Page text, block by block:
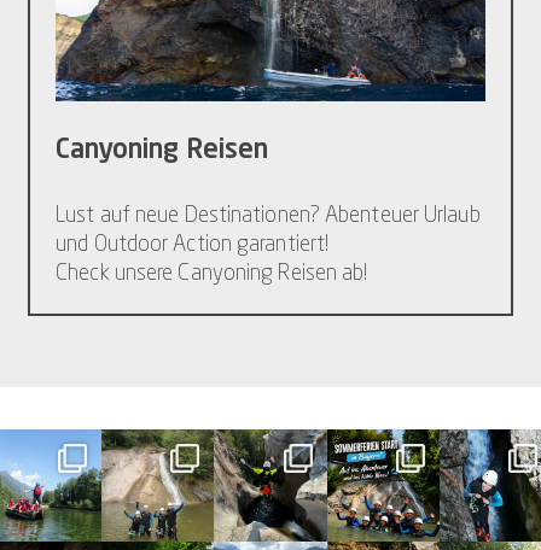
Canyoning Reisen
Lust auf neue Destinationen? Abenteuer Urlaub
und Outdoor Action garantiert!
Check unsere Canyoning Reisen ab!